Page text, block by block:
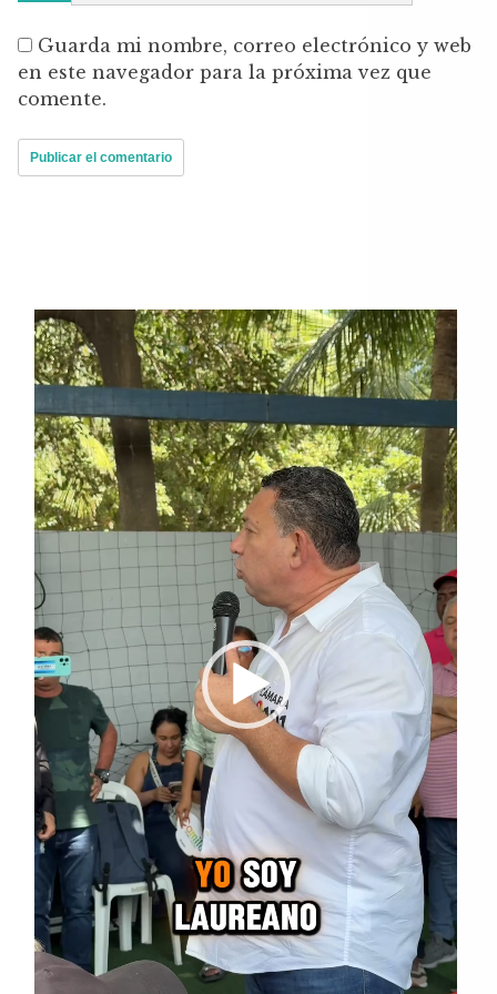
Guarda mi nombre, correo electrónico y web
en este navegador para la próxima vez que
comente.
Reproductor
de
vídeo